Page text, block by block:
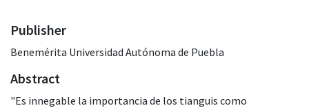
Publisher
Benemérita Universidad Autónoma de Puebla
Abstract
"Es innegable la importancia de los tianguis como